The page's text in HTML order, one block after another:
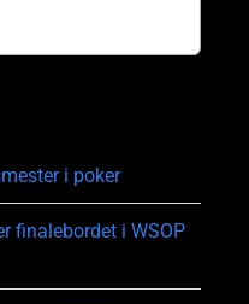
i poker
finalebordet i WSOP